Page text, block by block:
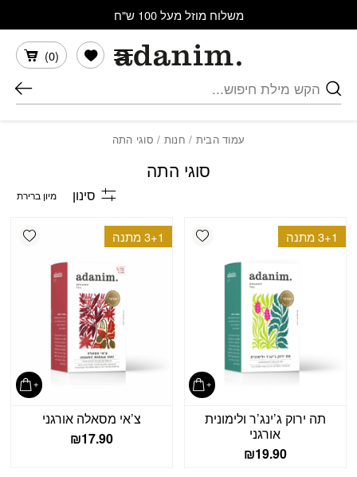
משלוח מוזל מעל 100 ש"ח
חיפוש
(
0
)
הרשימה שלי
עמוד הבית / חנות / סוגי התה
סוגי התה
סינון
Add wishlist 3+1 מתנה
תה ירוק ג’ינג’ר ולימונית
אורגני
₪19.90
3+1 מתנה
צ’אי מסאלה אורגני
₪17.90